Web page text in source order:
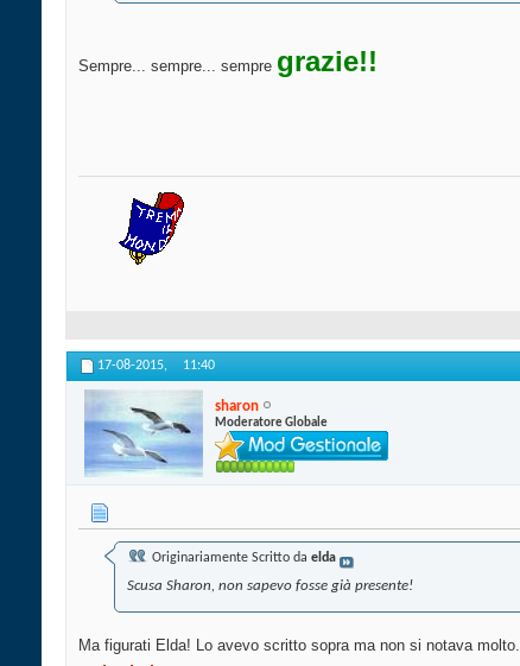
Sempre... sempre... sempre grazie!!
17-08-2015, 11:40
sharon
Moderatore Globale
Originariamente Scritto da elda
Scusa Sharon, non sapevo fosse già presente!
Ma figurati Elda! Lo avevo scritto sopra ma non si notava molto.